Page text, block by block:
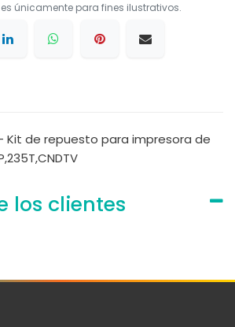
únicamente para fines ilustrativos.
- Kit de repuesto para impresora de
los clientes